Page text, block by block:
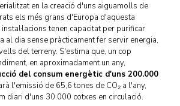
en la creació d'uns aiguamolls de
els més grans d'Europa d'aquesta
tenen capacitat per purificar
al dia sense pràcticament fer servir energia,
del terreny. S'estima que, un cop
en aproximadament un any,
del consum energètic d'uns 200.000
l'emissió de 65,6 tones de CO₂ a l'any,
diari d'uns 30.000 cotxes en circulació.